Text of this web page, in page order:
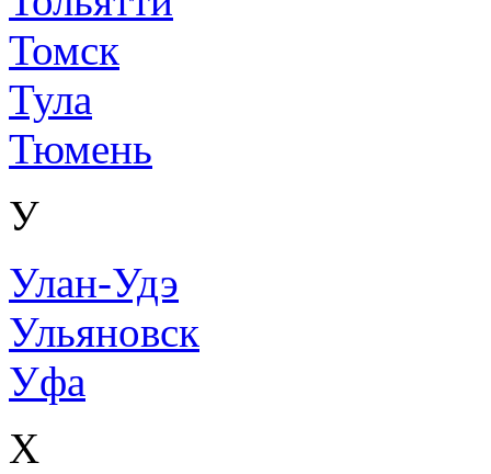
Томск
Тула
Тюмень
У
Улан-Удэ
Ульяновск
Уфа
Х